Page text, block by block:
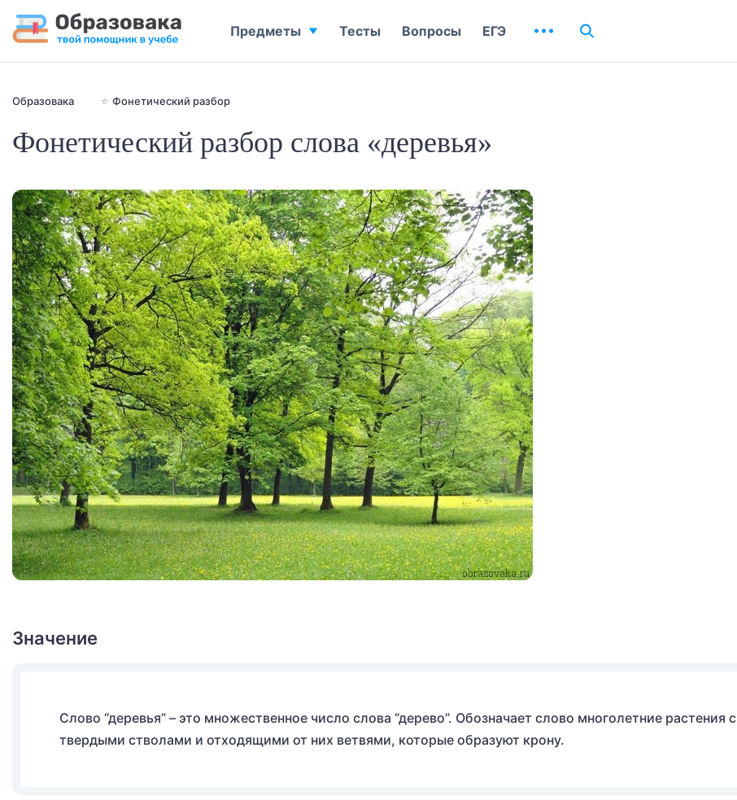
Образовака ⭐ Фонетический разбор
Фонетический разбор слова «деревья»
Значение
Слово “деревья” – это множественное число слова “дерево”. Обозначает слово многолетние растения с
твердыми стволами и отходящими от них ветвями, которые образуют крону.
Предметы Тесты Вопросы ЕГЭ